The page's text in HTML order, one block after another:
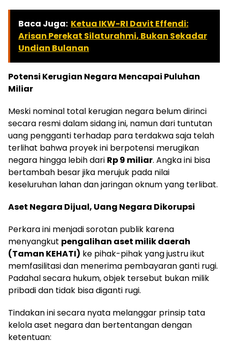
Baca Juga: Ketua IKW-RI Davit Effendi:
Arisan Perekat Silaturahmi, Bukan Sekadar
Undian Bulanan
Potensi Kerugian Negara Mencapai Puluhan
Miliar
Meski nominal total kerugian negara belum dirinci
secara resmi dalam sidang ini, namun dari tuntutan
uang pengganti terhadap para terdakwa saja telah
terlihat bahwa proyek ini berpotensi merugikan
negara hingga lebih dari Rp 9 miliar. Angka ini bisa
bertambah besar jika merujuk pada nilai
keseluruhan lahan dan jaringan oknum yang terlibat.
Aset Negara Dijual, Uang Negara Dikorupsi
Perkara ini menjadi sorotan publik karena
menyangkut pengalihan aset milik daerah
(Taman KEHATI) ke pihak-pihak yang justru ikut
memfasilitasi dan menerima pembayaran ganti rugi.
Padahal secara hukum, objek tersebut bukan milik
pribadi dan tidak bisa diganti rugi.
Tindakan ini secara nyata melanggar prinsip tata
kelola aset negara dan bertentangan dengan
ketentuan: